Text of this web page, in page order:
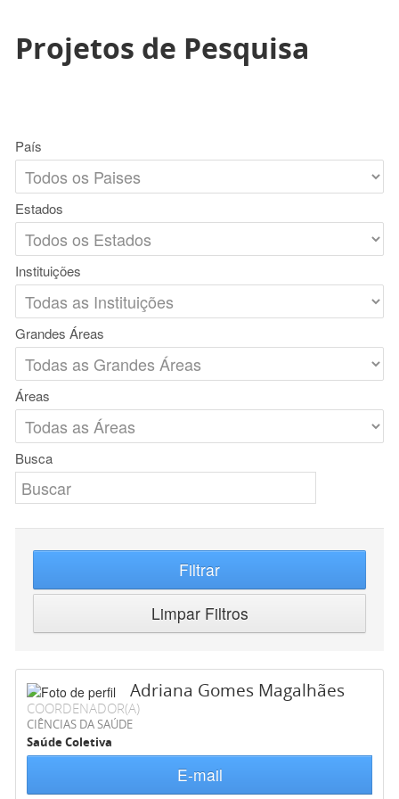
Projetos de Pesquisa
País
Estados
Instituições
Grandes Áreas
Áreas
Busca
Filtrar
Limpar Filtros
Adriana Gomes Magalhães
COORDENADOR(A)
CIÊNCIAS DA SAÚDE
Saúde Coletiva
E-mail